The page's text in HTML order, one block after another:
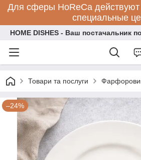
Для сферы HoReCa
специальные
HOME DISHES - Ваш постачальник
Товари та послуги
–24%